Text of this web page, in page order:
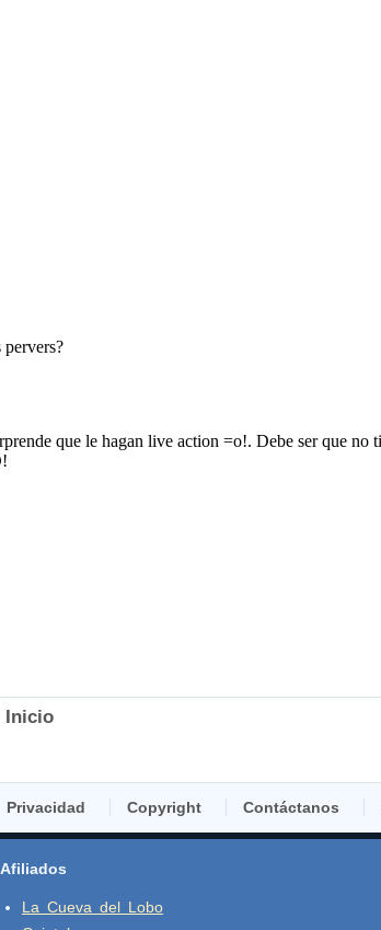
Inicio
Privacidad Copyright Contáctanos
Afiliados
La Cueva del Lobo